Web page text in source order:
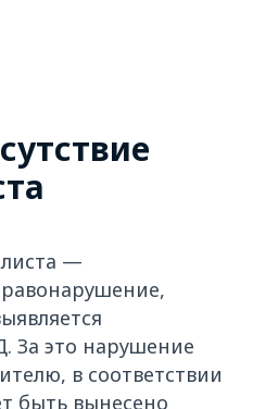
листа —
За это нарушение
в соответствии
быть вынесено